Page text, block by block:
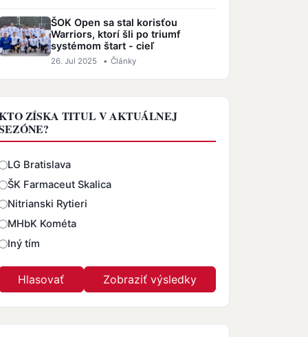
ŠOK Open sa stal korisťou
Warriors, ktorí šli po triumf
systémom štart - cieľ
26. Jul 2025 • Články
ZÍSKA TITUL V AKTUÁLNEJ
LG Bratislava
ŠK Farmaceut Skalica
Nitrianski Rytieri
MHbK Kométa
Iný tím